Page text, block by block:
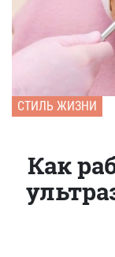
СТИЛЬ ЖИЗНИ
Как